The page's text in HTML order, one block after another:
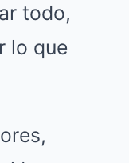
todo,
lo que